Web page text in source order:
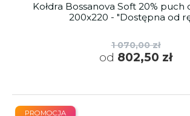
Kołdra Bossanova Soft 20% puch
200x220 - "Dostępna od
1 070,00 zł
od 802,50 zł
PROMOCJA